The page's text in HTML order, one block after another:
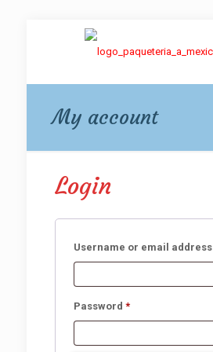
My account
Login
Username or email address
Password *Required